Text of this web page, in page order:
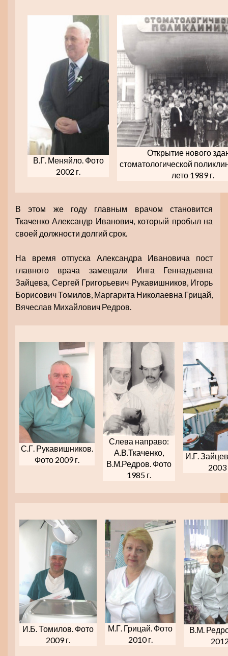
В.Г. Меняйло. Фото
2002 г.
Открытие нового
стоматологической
лето 1989 г.
В этом же году главным врачом становится
Ткаченко Александр Иванович, который пробыл на
своей должности долгий срок.
На время отпуска Александра Ивановича пост
главного врача замещали Инга Геннадьевна
Зайцева, Сергей Григорьевич Рукавишников, Игорь
Борисович Томилов, Маргарита Николаевна Грицай,
Вячеслав Михайлович Редров.
С.Г. Рукавишников.
Фото 2009 г.
Слева направо:
А.В.Ткаченко,
В.М.Редров. Фото
1985 г.
И.Г.
2003
И.Б. Томилов. Фото
2009 г.
М.Г. Грицай. Фото
2010 г.
В.М.